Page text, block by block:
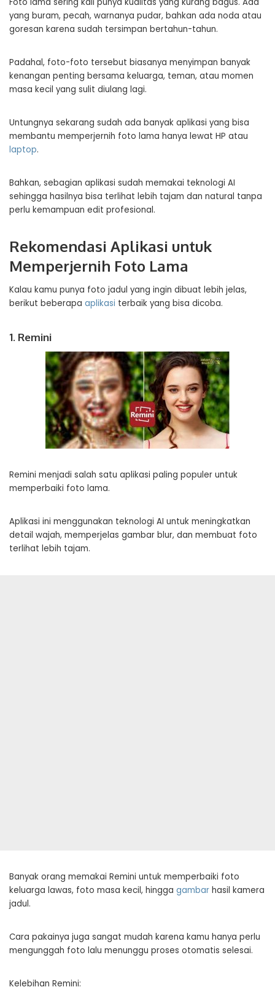
yang buram, pecah, warnanya pudar, bahkan ada noda atau
goresan karena sudah tersimpan bertahun-tahun.
Padahal, foto-foto tersebut biasanya menyimpan banyak
kenangan penting bersama keluarga, teman, atau momen
masa kecil yang sulit diulang lagi.
Untungnya sekarang sudah ada banyak aplikasi yang bisa
membantu memperjernih foto lama hanya lewat HP atau
laptop.
Bahkan, sebagian aplikasi sudah memakai teknologi AI
sehingga hasilnya bisa terlihat lebih tajam dan natural tanpa
perlu kemampuan edit profesional.
Rekomendasi Aplikasi untuk
Memperjernih Foto Lama
Kalau kamu punya foto jadul yang ingin dibuat lebih jelas,
berikut beberapa aplikasi terbaik yang bisa dicoba.
1. Remini
Remini menjadi salah satu aplikasi paling populer untuk
memperbaiki foto lama.
Aplikasi ini menggunakan teknologi AI untuk meningkatkan
detail wajah, memperjelas gambar blur, dan membuat foto
terlihat lebih tajam.
Banyak orang memakai Remini untuk memperbaiki foto
keluarga lawas, foto masa kecil, hingga gambar hasil kamera
jadul.
Cara pakainya juga sangat mudah karena kamu hanya perlu
mengunggah foto lalu menunggu proses otomatis selesai.
Kelebihan Remini: